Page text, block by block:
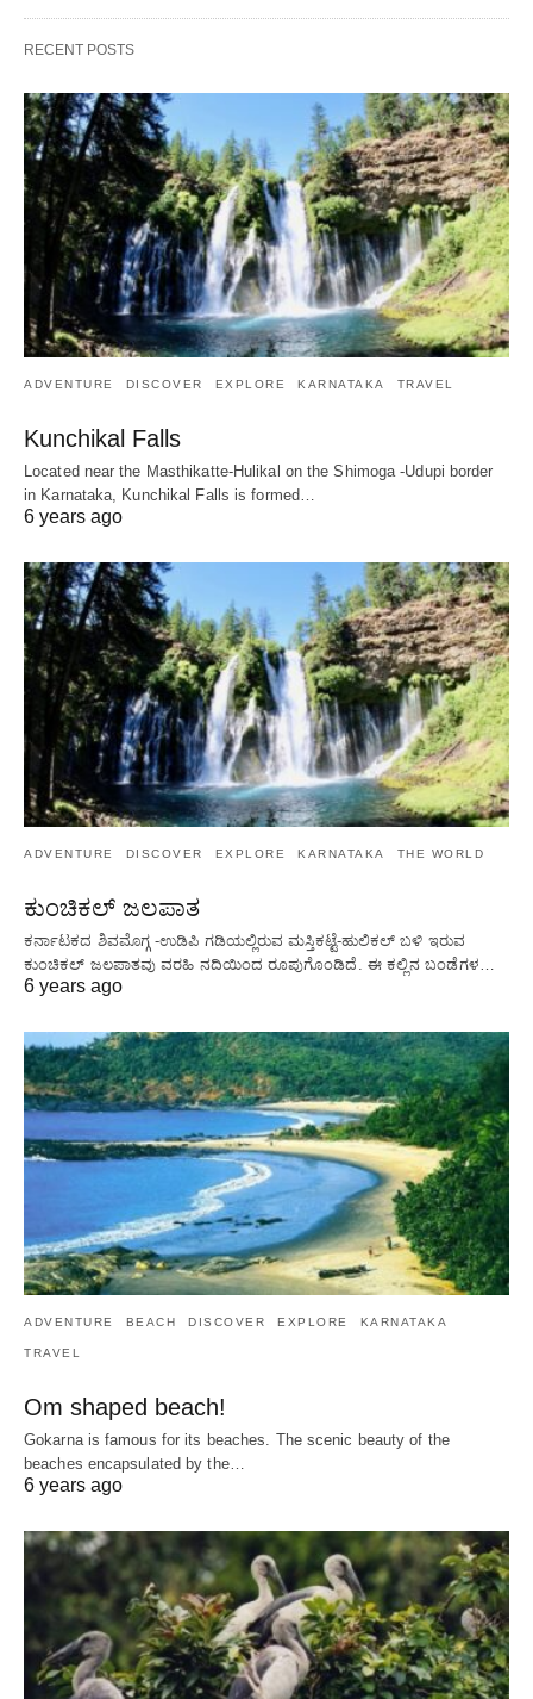
RECENT POSTS
ADVENTURE DISCOVER EXPLORE KARNATAKA TRAVEL
Kunchikal Falls
Located near the Masthikatte-Hulikal on the Shimoga -Udupi border
in Karnataka, Kunchikal Falls is formed…
6 years ago
ADVENTURE DISCOVER EXPLORE KARNATAKA THE WORLD
ಕುಂಚಿಕಲ್ ಜಲಪಾತ
ಕರ್ನಾಟಕದ ಶಿವಮೊಗ್ಗ -ಉಡಿಪಿ ಗಡಿಯಲ್ಲಿರುವ ಮಸ್ತಿಕಟ್ಟೆ-ಹುಲಿಕಲ್ ಬಳಿ ಇರುವ
ಕುಂಚಿಕಲ್ ಜಲಪಾತವು ವರಹಿ ನದಿಯಿಂದ ರೂಪುಗೊಂಡಿದೆ. ಈ ಕಲ್ಲಿನ ಬಂಡೆಗಳ…
6 years ago
ADVENTURE BEACH DISCOVER EXPLORE KARNATAKA
TRAVEL
Om shaped beach!
Gokarna is famous for its beaches. The scenic beauty of the
beaches encapsulated by the…
6 years ago